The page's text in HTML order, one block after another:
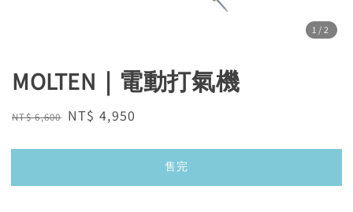
1 /2
MOLTEN｜電動打氣機
Regular
NT$ 6,600 Sale
NT$ 4,950
售完